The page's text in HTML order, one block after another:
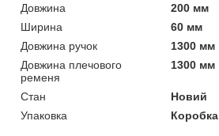
Довжина
200 мм
Ширина
60 мм
Довжина ручок
1300 мм
Довжина плечового
ременя
1300 мм
Стан
Новий
Упаковка
Коробка